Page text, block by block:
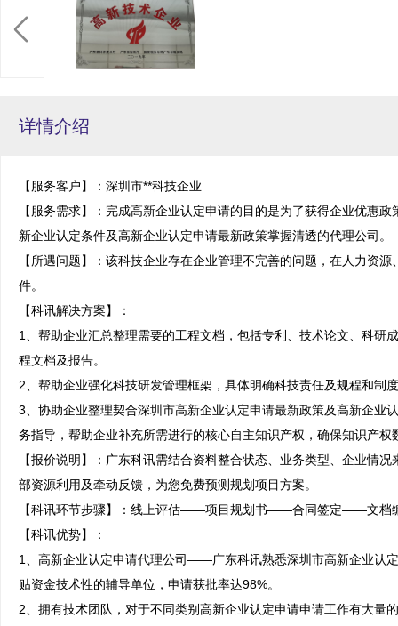
详情介绍
【服务客户】：深圳市**科技企业
【服务需求】：完成高新企业认定申请的目的是为了获得企业优惠
新企业认定条件及高新企业认定申请最新政策掌握清透的代理公司。
【所遇问题】：该科技企业存在企业管理不完善的问题，在人力资
件。
【科讯解决方案】：
1、帮助企业汇总整理需要的工程文档，包括专利、技术论文、科研
程文档及报告。
2、帮助企业强化科技研发管理框架，具体明确科技责任及规程和制
3、协助企业整理契合深圳市高新企业认定申请最新政策及高新企业
务指导，帮助企业补充所需进行的核心自主知识产权，确保知识产
【报价说明】：广东科讯需结合资料整合状态、业务类型、企业情
部资源利用及牵动反馈，为您免费预测规划项目方案。
【科讯环节步骤】：线上评估——项目规划书——合同签定——文
【科讯优势】：
1、高新企业认定申请代理公司——广东科讯熟悉深圳市高新企业认
贴资金技术性的辅导单位，申请获批率达98%。
2、拥有技术团队，对于不同类别高新企业认定申请申请工作有大量